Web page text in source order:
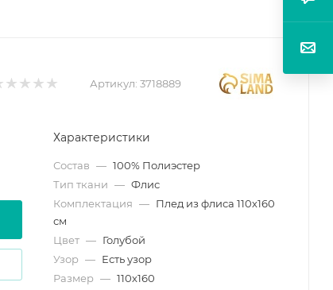
Артикул: 3718889
Характеристики
Состав — 100% Полиэстер
Тип ткани — Флис
Комплектация — Плед из флиса 110х160
см
Цвет — Голубой
Узор — Есть узор
Размер — 110х160